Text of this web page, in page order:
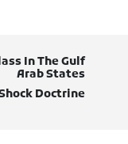
In The Gulf
Arab States
Doctrine